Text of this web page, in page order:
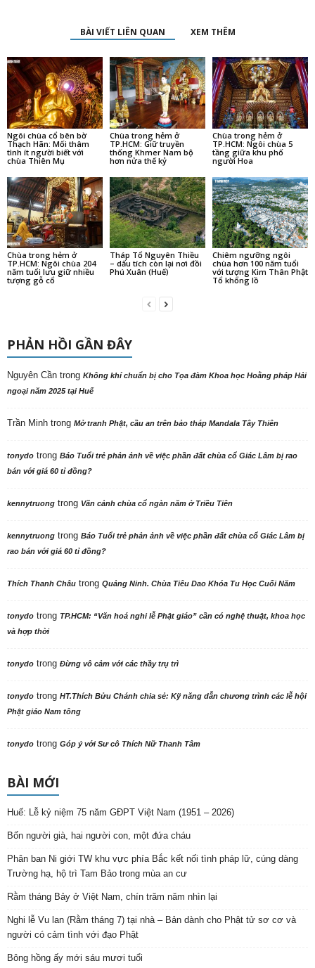
BÀI VIẾT LIÊN QUAN XEM THÊM
Ngôi chùa cổ bên bờ
Thạch Hãn: Mối thâm
tình ít người biết với
chùa Thiên Mụ
Chùa trong hẻm ở
TP.HCM: Giữ truyền
thống Khmer Nam bộ
hơn nửa thế kỷ
Chùa trong hẻm ở
TP.HCM: Ngôi chùa 5
tầng giữa khu phố
người Hoa
Chùa trong hẻm ở
TP.HCM: Ngôi chùa 204
năm tuổi lưu giữ nhiều
tượng gỗ cổ
Tháp Tổ Nguyên Thiều
– dấu tích còn lại nơi đồi
Phú Xuân (Huế)
Chiêm ngưỡng ngôi
chùa hơn 100 năm tuổi
với tượng Kim Thân Phật
Tổ khổng lồ
PHẢN HỒI GẦN ĐÂY
Nguyên Cần trong Không khí chuẩn bị cho Tọa đàm Khoa học Hoằng pháp Hải
ngoại năm 2025 tại Huế
Trần Minh trong Mở tranh Phật, cầu an trên bảo tháp Mandala Tây Thiên
tonydo trong Báo Tuổi trẻ phản ảnh về việc phần đất chùa cổ Giác Lâm bị rao
bán với giá 60 tỉ đồng?
kennytruong trong Vãn cảnh chùa cổ ngàn năm ở Triều Tiên
kennytruong trong Báo Tuổi trẻ phản ảnh về việc phần đất chùa cổ Giác Lâm bị
rao bán với giá 60 tỉ đồng?
Thích Thanh Châu trong Quảng Ninh. Chùa Tiêu Dao Khóa Tu Học Cuối Năm
tonydo trong TP.HCM: “Văn hoá nghi lễ Phật giáo” cần có nghệ thuật, khoa học
và hợp thời
tonydo trong Đừng vô cảm với các thầy trụ trì
tonydo trong HT.Thích Bửu Chánh chia sẻ: Kỹ năng dẫn chương trình các lễ hội
Phật giáo Nam tông
tonydo trong Góp ý với Sư cô Thích Nữ Thanh Tâm
BÀI MỚI
Huế: Lễ kỷ niệm 75 năm GĐPT Việt Nam (1951 – 2026)
Bốn người già, hai người con, một đứa cháu
Phân ban Ni giới TW khu vực phía Bắc kết nối tình pháp lữ, cúng dàng
Trường hạ, hộ trì Tam Bảo trong mùa an cư
Rằm tháng Bảy ở Việt Nam, chín trăm năm nhìn lại
Nghi lễ Vu lan (Rằm tháng 7) tại nhà – Bản dành cho Phật tử sơ cơ và
người có cảm tình với đạo Phật
Bông hồng ấy mới sáu mươi tuổi